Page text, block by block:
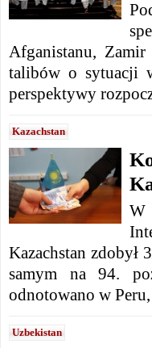
Afganistanu,
talibów o sytuacji
perspektywy
Kazachstan
W
Kazachstan zdobył
samym na 94.
odnotowano w
Uzbekistan